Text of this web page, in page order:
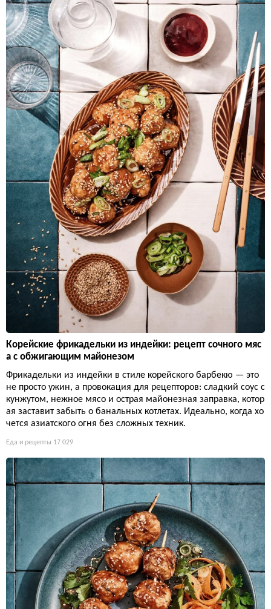
Корейские фрикадельки из индейки: рецепт сочного мяс
а с обжигающим майонезом
Фрикадельки из индейки в стиле корейского барбекю — это
не просто ужин, а провокация для рецепторов: сладкий соус с
кунжутом, нежное мясо и острая майонезная заправка, котор
ая заставит забыть о банальных котлетах. Идеально, когда хо
чется азиатского огня без сложных техник.
Еда и рецепты 17 029